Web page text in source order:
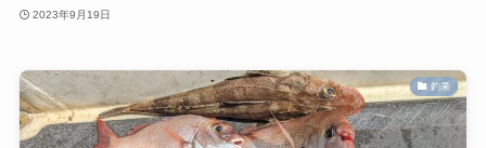
2023年9月19日
釣果